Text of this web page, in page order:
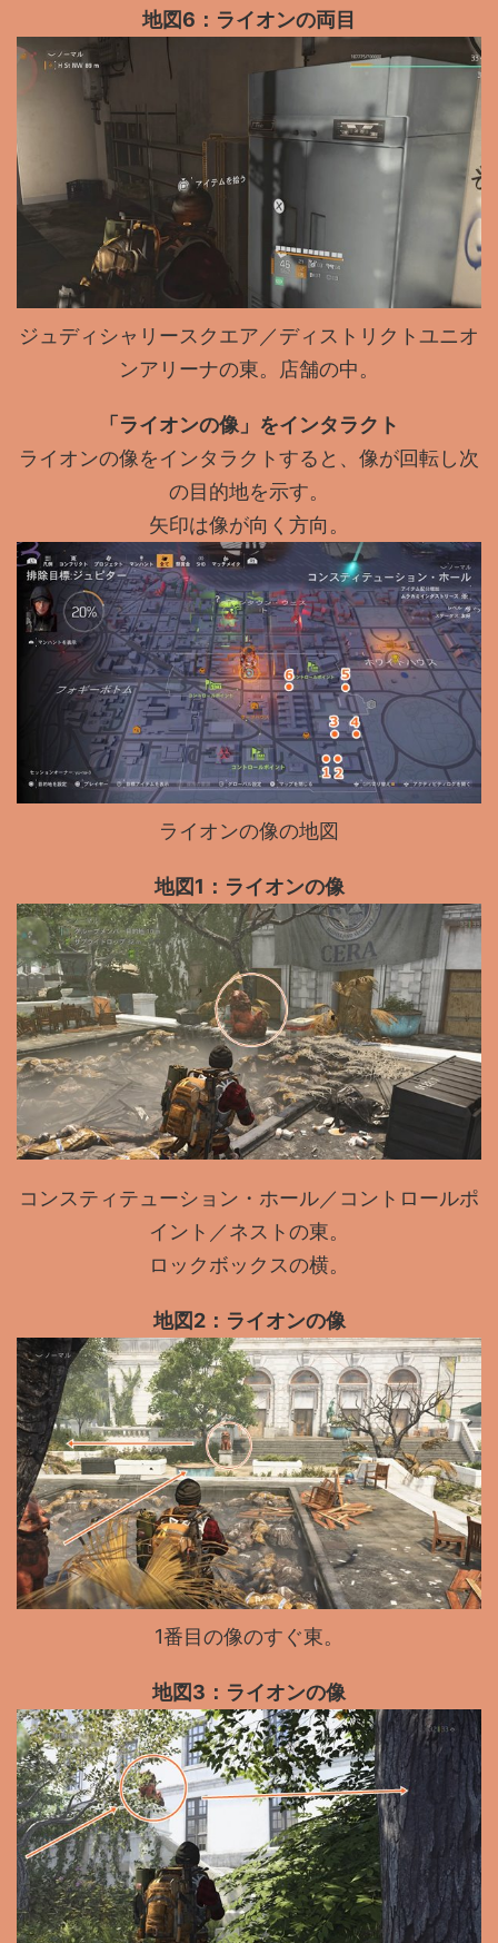
地図6：ライオンの両目
ジュディシャリースクエア／ディストリクトユニオ
ンアリーナの東。店舗の中。
「ライオンの像」をインタラクト
ライオンの像をインタラクトすると、像が回転し次
の目的地を示す。
矢印は像が向く方向。
ライオンの像の地図
地図1：ライオンの像
コンスティテューション・ホール／コントロールポ
イント／ネストの東。
ロックボックスの横。
地図2：ライオンの像
1番目の像のすぐ東。
地図3：ライオンの像